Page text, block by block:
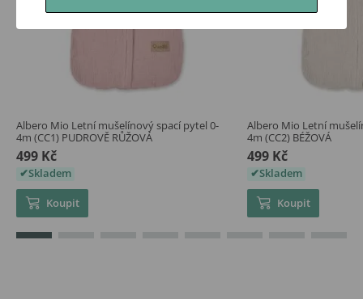
Albero Mio Letní mušelínový spací pytel 0-
4m (CC1) PUDROVĚ RŮŽOVÁ
499 Kč
Skladem
Koupit
Albero Mio Letní
4m (CC2) BÉŽOVÁ
499 Kč
Skladem
Koupit